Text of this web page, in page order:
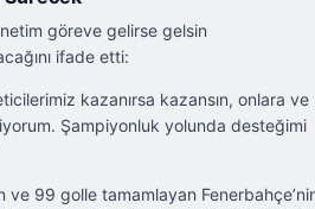
göreve gelirse gelsin
ifade etti:
kazanırsa kazansın, onlara ve
Şampiyonluk yolunda desteğimi
99 golle tamamlayan